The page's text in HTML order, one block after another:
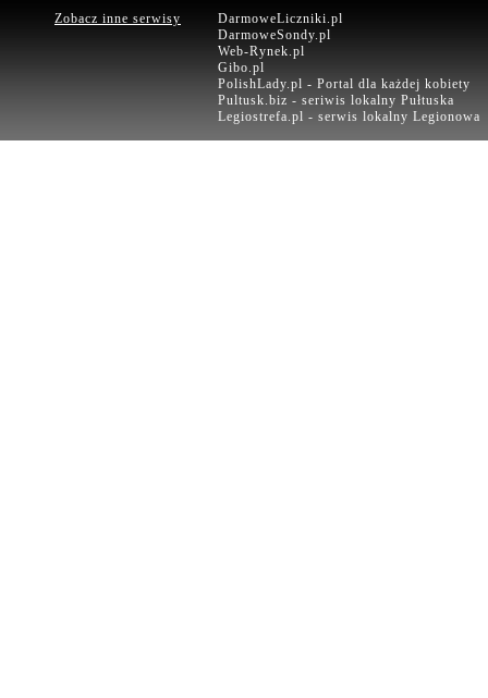
Zobacz inne serwisy
DarmoweLiczniki.pl
DarmoweSondy.pl
Web-Rynek.pl
Gibo.pl
PolishLady.pl - Portal dla każdej kobiety
Pultusk.biz - seriwis lokalny Pułtuska
Legiostrefa.pl - serwis lokalny Legionowa